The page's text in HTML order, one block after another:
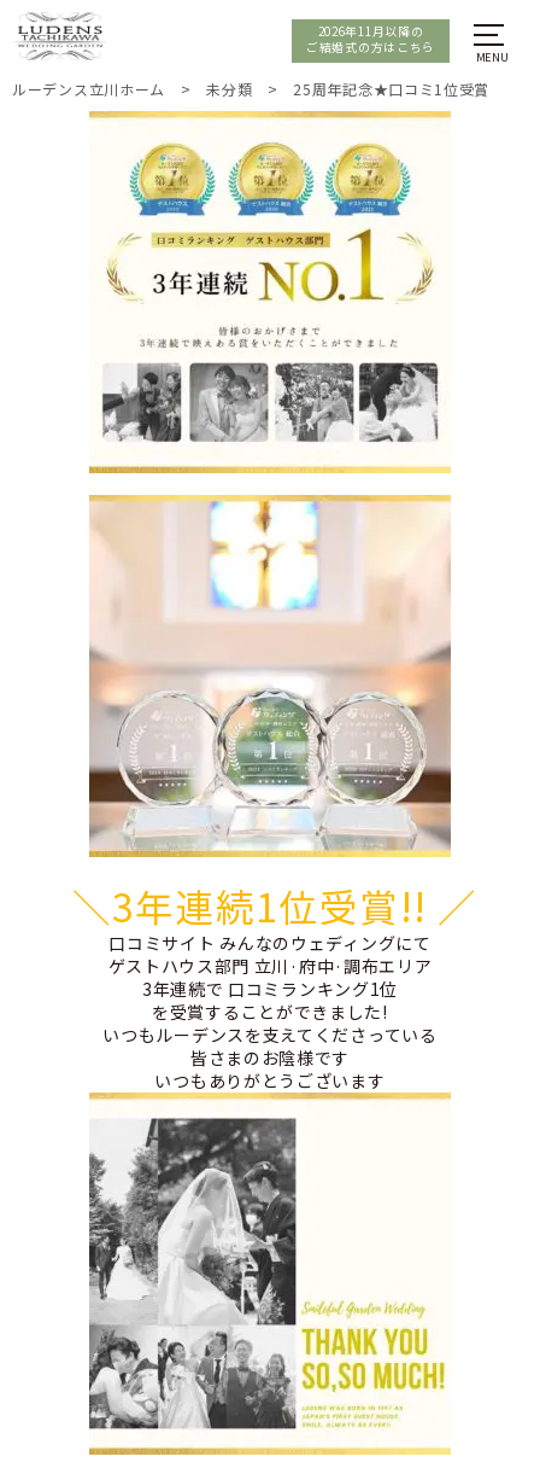
2026年11月以降の
ご結婚式の方はこちら
ルーデンス立川ホーム >未分類 > 25周年記念★口コミ1位受賞
＼3年連続1位受賞!! ／
口コミサイト みんなのウェディングにて
ゲストハウス部門 立川·府中·調布エリア
3年連続で 口コミランキング1位
を受賞することができました!
いつもルーデンスを支えてくださっている
皆さまのお陰様です
いつもありがとうございます